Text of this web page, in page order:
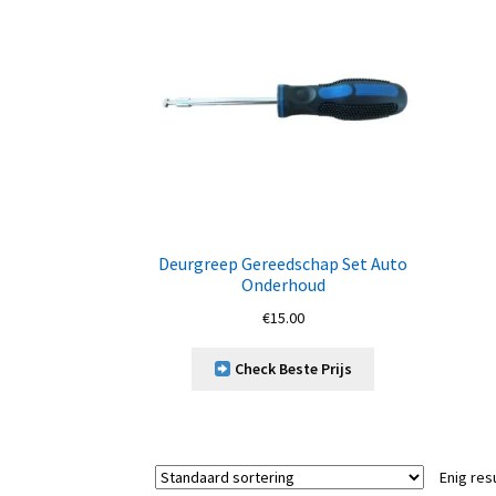
Deurgreep Gereedschap Set Auto
Onderhoud
€15.00
Check Beste Prijs
Enig